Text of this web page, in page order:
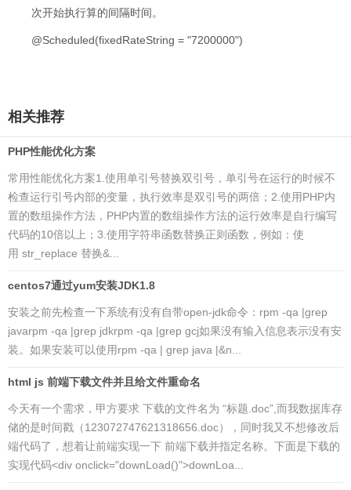
次开始执行算的间隔时间。
@Scheduled(fixedRateString = "7200000")
相关推荐
PHP性能优化方案
常用性能优化方案1.使用单引号替换双引号，单引号在运行的时候不
检查运行引号内部的变量，执行效率是双引号的两倍；2.使用PHP内
置的数组操作方法，PHP内置的数组操作方法的运行效率是自行编写
代码的10倍以上；3.使用字符串函数替换正则函数，例如：使
用 str_replace 替换&...
centos7通过yum安装JDK1.8
安装之前先检查一下系统有没有自带open-jdk命令：rpm -qa |grep
javarpm -qa |grep jdkrpm -qa |grep gcj如果没有输入信息表示没有安
装。如果安装可以使用rpm -qa | grep java |&n...
html js 前端下载文件并且给文件重命名
今天有一个需求，甲方要求 下载的文件名为 “标题.doc”,而我数据库存
储的是时间戳（123072747621318656.doc），同时我又不想修改后
端代码了，想着让前端实现一下 前端下载并指定名称。下面是下载的
实现代码<div onclick="downLoad()">downLoa...